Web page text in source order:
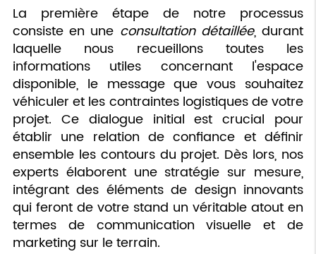
La première étape de notre processus
consiste en une consultation détaillée, durant
laquelle nous recueillons toutes les
informations utiles concernant l'espace
disponible, le message que vous souhaitez
véhiculer et les contraintes logistiques de votre
projet. Ce dialogue initial est crucial pour
établir une relation de confiance et définir
ensemble les contours du projet. Dès lors, nos
experts élaborent une stratégie sur mesure,
intégrant des éléments de design innovants
qui feront de votre stand un véritable atout en
termes de communication visuelle et de
marketing sur le terrain.